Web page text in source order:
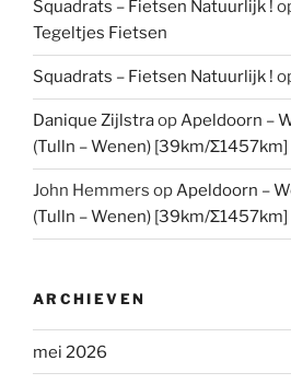
Squadrats – Fietsen Natuurlijk !
Tegeltjes Fietsen
Squadrats – Fietsen Natuurlijk !
Danique ZijlstraopApeldoorn –
(Tulln – Wenen) [39km/Σ1457km]
John Hemmers opApeldoorn –
(Tulln – Wenen) [39km/Σ1457km]
ARCHIEVEN
mei 2026